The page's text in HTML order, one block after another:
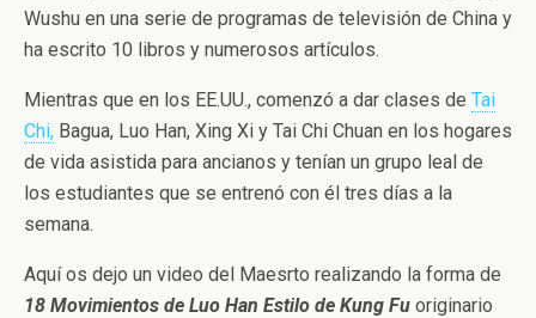
Wushu en una serie de programas de televisión de China y
ha escrito 10 libros y numerosos artículos.
Mientras que en los EE.UU., comenzó a dar clases de Tai
Chi, Bagua, Luo Han, Xing Xi y Tai Chi Chuan en los hogares
de vida asistida para ancianos y tenían un grupo leal de
los estudiantes que se entrenó con él tres días a la
semana.
Aquí os dejo un video del Maesrto realizando la forma de
18 Movimientos de Luo Han Estilo de Kung Fu originario